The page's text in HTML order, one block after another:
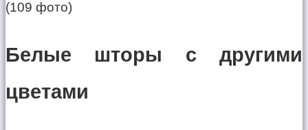
Белые шторы с другими
цветами